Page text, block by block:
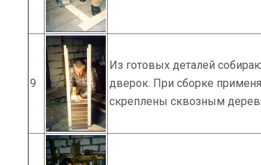
9
Из готовых деталей
дверок. При сборке
скреплены сквозным